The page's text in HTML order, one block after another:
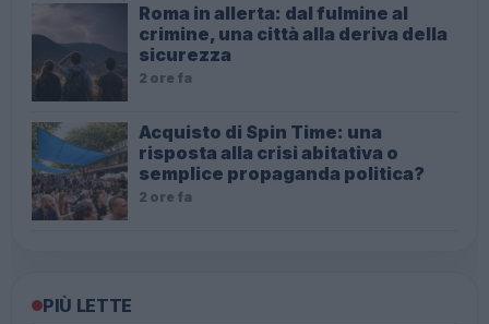
Roma in allerta: dal fulmine al
crimine, una città alla deriva della
sicurezza
2 ore fa
Acquisto di Spin Time: una
risposta alla crisi abitativa o
semplice propaganda politica?
2 ore fa
PIÙ LETTE